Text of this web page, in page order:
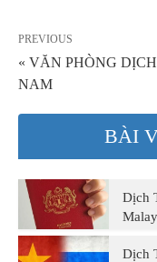
PREVIOUS
« VĂN PHÒNG
NAM
BÀI
Dịch
Dịch